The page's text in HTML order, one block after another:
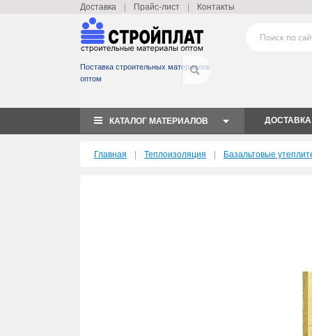
Доставка | Прайс-лист | Контакты
Поставка строительных материалов
оптом
КАТАЛОГ МАТЕРИАЛОВ ДОСТАВКА
Главная | Теплоизоляция | Базальтовые